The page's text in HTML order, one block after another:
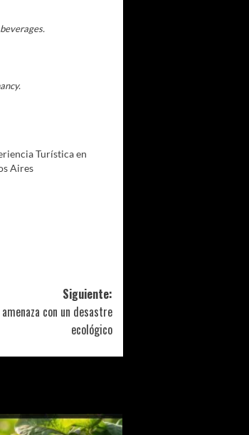
Turística en
Aires
Siguiente:
con un desastre
ecológico